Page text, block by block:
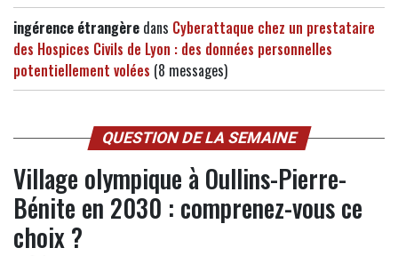
ingérence étrangère dans Cyberattaque chez un prestataire
des Hospices Civils de Lyon : des données personnelles
potentiellement volées (8 messages)
QUESTION DE LA SEMAINE
Village olympique à Oullins-Pierre-
Bénite en 2030 : comprenez-vous ce
choix ?